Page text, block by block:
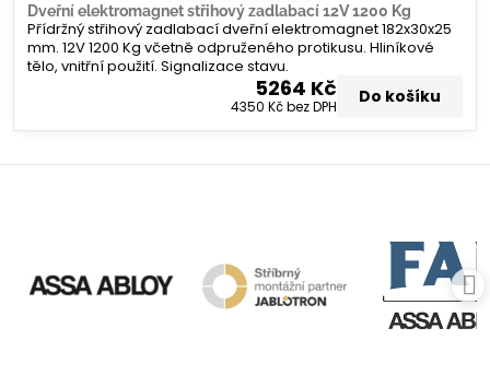
Dveřní elektromagnet střihový zadlabací 12V 1200 Kg
Přídržný střihový zadlabací dveřní elektromagnet 182x30x25
mm. 12V 1200 Kg včetně odpruženého protikusu. Hliníkové
tělo, vnitřní použití. Signalizace stavu.
5264 Kč
4350 Kčbez DPH Do košíku